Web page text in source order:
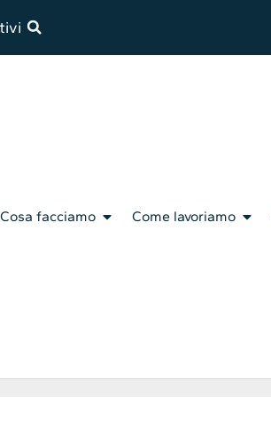
Cosa facciamo Come lavoriamo